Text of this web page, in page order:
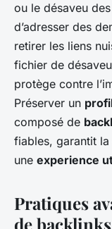
ou le désaveu
d’adresser des
retirer les liens
fichier de
protège contre
Préserver un
composé de
fiables, garantit
une experience
Pratiques
de backlinks